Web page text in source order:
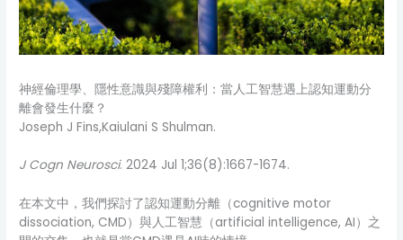
神經倫理學、隱性意識與殘障權利：當人工智慧遇上認知運動分
離會發生什麼？
Joseph J Fins,Kaiulani S Shulman.
J Cogn Neurosci. 2024 Jul 1;36(8):1667-1674.
在本文中，我們探討了認知運動分離（cognitive motor
dissociation, CMD）與人工智慧（artificial intelligence, AI）之